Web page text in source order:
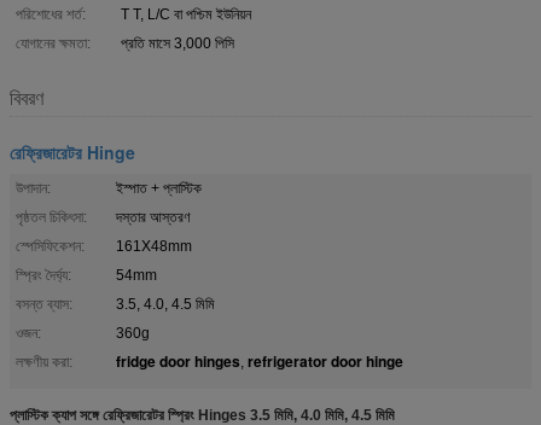
পরিশোধের শর্ত:
T T, L/C বা পশ্চিম ইউনিয়ন
যোগানের ক্ষমতা:
প্রতি মাসে 3,000 পিসি
বিবরণ
রেফ্রিজারেটর Hinge
উপাদান:
ইস্পাত + প্লাস্টিক
পৃষ্ঠতল চিকিৎসা:
দস্তার আস্তরণ
স্পেসিফিকেশন:
161X48mm
স্প্রিং দৈর্ঘ্য:
54mm
বসন্ত ব্যাস:
3.5, 4.0, 4.5 মিমি
ওজন:
360g
লক্ষণীয় করা:
fridge door hinges, refrigerator door hinge
প্লাস্টিক ক্যাপ সঙ্গে রেফ্রিজারেটর স্প্রিং Hinges 3.5 মিমি, 4.0 মিমি, 4.5 মিমি